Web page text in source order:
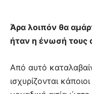
Άρα λοιπόν θα
ήταν η ένωσή τους
Από αυτό
ισχυρίζονται